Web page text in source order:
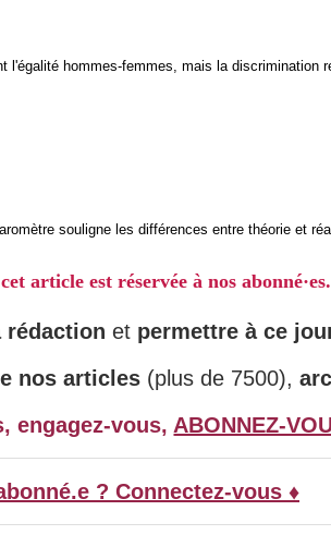
l'égalité hommes-femmes, mais la discrimination
souligne les différences entre théorie et
article est réservée à nos abonné·es.
rédaction et permettre à ce
nos articles (plus de 7500),
engagez-vous, ABONNEZ-
? Connectez-vous ♦